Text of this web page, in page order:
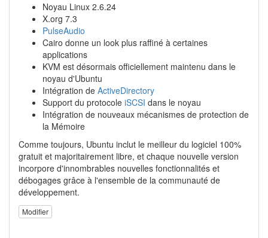
Noyau Linux 2.6.24
X.org 7.3
PulseAudio
Cairo donne un look plus raffiné à certaines
applications
KVM est désormais officiellement maintenu dans le
noyau d'Ubuntu
Intégration de ActiveDirectory
Support du protocole iSCSI dans le noyau
Intégration de nouveaux mécanismes de protection de
la Mémoire
Comme toujours, Ubuntu inclut le meilleur du logiciel 100%
gratuit et majoritairement libre, et chaque nouvelle version
incorpore d'innombrables nouvelles fonctionnalités et
débogages grâce à l'ensemble de la communauté de
développement.
Modifier